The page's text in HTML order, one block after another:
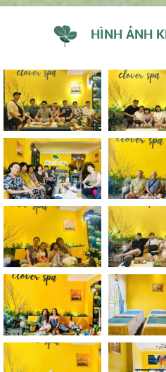
HÌNH ẢNH